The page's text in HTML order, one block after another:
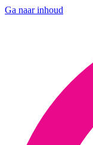
Ga naar inhoud